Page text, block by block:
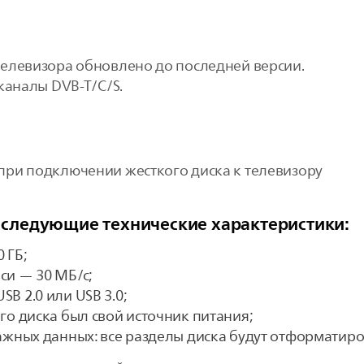
обновлено до последней версии.
DVB-T/C/S.
подключении жесткого диска к телевизору
технические характеристики:
ГБ;
— 30 МБ/с;
2.0 или USB 3.0;
диска был свой источник питания;
данных: все разделы диска будут